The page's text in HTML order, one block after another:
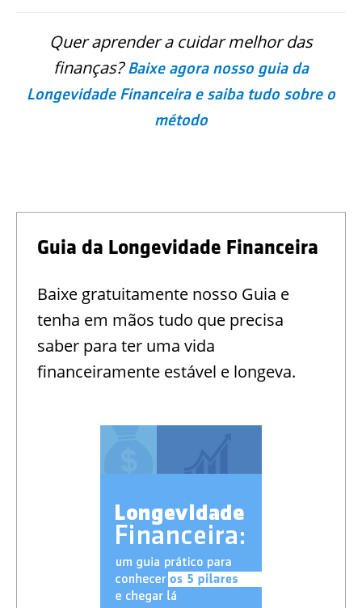
Quer aprender a cuidar melhor das
finanças?Baixe agora nosso guia da
Longevidade Financeira e saiba tudo sobre o
método
Guia da Longevidade Financeira
Baixe gratuitamente nosso Guia e
tenha em mãos tudo que precisa
saber para ter uma vida
financeiramente estável e longeva.